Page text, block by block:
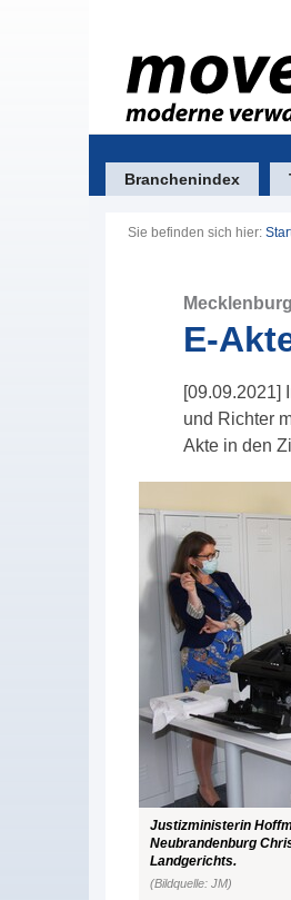
Branchenindex
Sie befinden sich hier:
E-
[09.09.2021]
und Richter
Akte in den
Justizministerin
Neubrandenburg
Landgerichts.
(Bildquelle: JM)